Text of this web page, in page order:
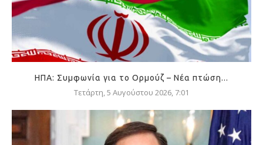
ΗΠΑ: Συμφωνία για το Ορμούζ – Νέα πτώση...
Τετάρτη, 5 Αυγούστου 2026, 7:01